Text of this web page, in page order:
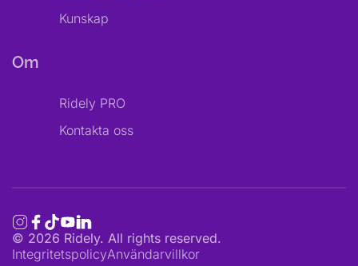
Kunskap
Om
Ridely PRO
Kontakta oss
© 2026 Ridely. All rights reserved.
IntegritetspolicyAnvändarvillkor